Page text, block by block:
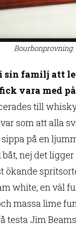
Bourbonprovning.
sin familj att
vara med
till
som att alla
på en
nej det
white, en väl
massa lime
testa Jim